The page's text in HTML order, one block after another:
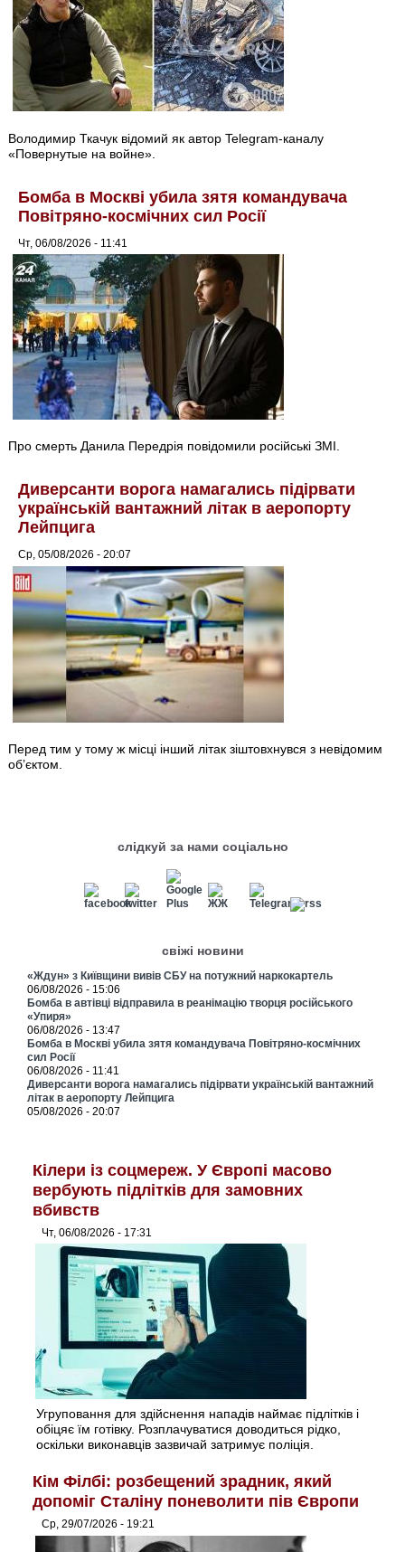
Володимир Ткачук відомий як автор Telegram-каналу
«Повернутые на войне».
Бомба в Москві убила зятя командувача
Повітряно-космічних сил Росії
Чт, 06/08/2026 - 11:41
Про смерть Данила Передрія повідомили російські ЗМІ.
Диверсанти ворога намагались підірвати
українській вантажний літак в аеропорту
Лейпцига
Ср, 05/08/2026 - 20:07
Перед тим у тому ж місці інший літак зіштовхнувся з невідомим
об’єктом.
слідкуй за нами соціально
свіжі новини
«Ждун» з Київщини вивів СБУ на потужний наркокартель
06/08/2026 - 15:06
Бомба в автівці відправила в реанімацію творця російського
«Упиря»
06/08/2026 - 13:47
Бомба в Москві убила зятя командувача Повітряно-космічних
сил Росії
06/08/2026 - 11:41
Диверсанти ворога намагались підірвати українській вантажний
літак в аеропорту Лейпцига
05/08/2026 - 20:07
Кілери із соцмереж. У Європі масово
вербують підлітків для замовних
вбивств
Чт, 06/08/2026 - 17:31
Угруповання для здійснення нападів наймає підлітків і
обіцяє їм готівку. Розплачуватися доводиться рідко,
оскільки виконавців зазвичай затримує поліція.
Кім Філбі: розбещений зрадник, який
допоміг Сталіну поневолити пів Європи
Ср, 29/07/2026 - 19:21